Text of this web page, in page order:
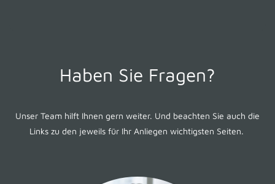
Haben Sie Fragen?
Unser Team hilft Ihnen gern weiter. Und beachten Sie auch die
Links zu den jeweils für Ihr Anliegen wichtigsten Seiten.